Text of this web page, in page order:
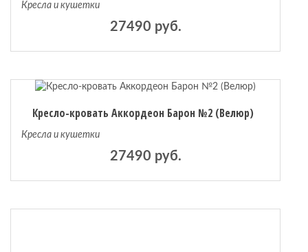
Кресла и кушетки
27490 руб.
Кресло-кровать Аккордеон Барон №2 (Велюр)
Кресла и кушетки
27490 руб.